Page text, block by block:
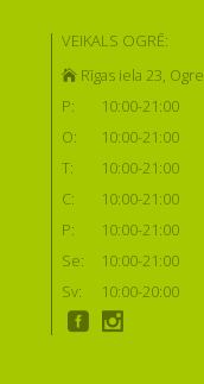
VEIKALS OGRĒ:
Rīgas iela 23, Ogre
P:
10:00-21:00
O:
10:00-21:00
T:
10:00-21:00
C:
10:00-21:00
P:
10:00-21:00
Se:
10:00-21:00
Sv:
10:00-20:00